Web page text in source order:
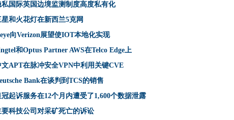
安全专业人士同意：我们需要休息一下
CMA临时清除处女和O2的合并
联盟在英国自动车辆研究方向大转向
5G公司对Sonic Open Networking Scheme进行调整
隐私国际英国边境监测制度高度私有化
三星和火花灯在新西兰5克网
私国际英国边境监测制度高度私有化
星和火花灯在新西兰5克网
向Verizon展望使IOT本地化实现
和Optus Partner AWS在Telco Edge上
文APT在脉冲安全VPN中利用关键CVE
Bank在谈判到TCS的销售
冠起诉服务在12个月内遭受了1,600个数据泄露
要科技公司对采矿死亡的诉讼